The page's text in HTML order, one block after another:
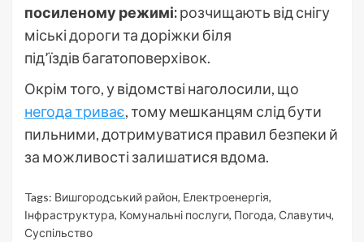
посиленому режимі:розчищають від снігу
міські дороги та доріжки біля
під’їздів багатоповерхівок.
Окрім того, у відомстві наголосили, що
негода триває, тому мешканцям слід бути
пильними, дотримуватися правил безпеки й
за можливості залишатися вдома.
Tags: Вишгородський район, Електроенергія,
Інфраструктура, Комунальні послуги, Погода, Славутич,
Суспільство